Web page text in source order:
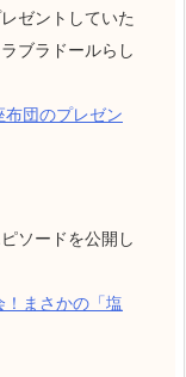
ゼントしていた
ブラドールらし
布団のプレゼン
ソードを公開し
！まさかの「塩